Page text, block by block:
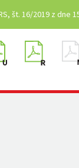
št. 16/2019 z dne